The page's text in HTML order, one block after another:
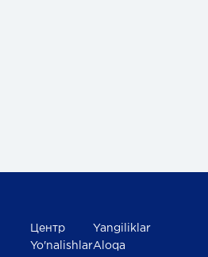
Центр
Yo'nalishlar
Yangiliklar
Aloqa